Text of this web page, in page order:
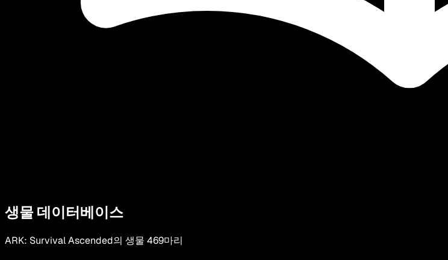
생물 데이터베이스
ARK: Survival Ascended의 생물 469마리